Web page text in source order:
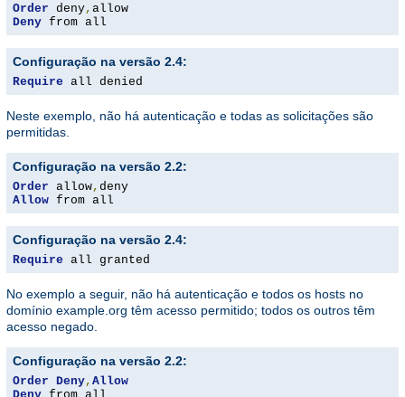
Order deny,
Deny from all
Configuração na versão 2.4:
Require all denied
Neste exemplo, não há autenticação e todas as solicitações são
permitidas.
Configuração na versão 2.2:
Order allow,
Allow from all
Configuração na versão 2.4:
Require all granted
No exemplo a seguir, não há autenticação e todos os hosts no
domínio example.org têm acesso permitido; todos os outros têm
acesso negado.
Configuração na versão 2.2:
Order Deny, Allow